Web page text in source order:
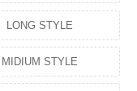
LONG STYLE
MIDIUM STYLE